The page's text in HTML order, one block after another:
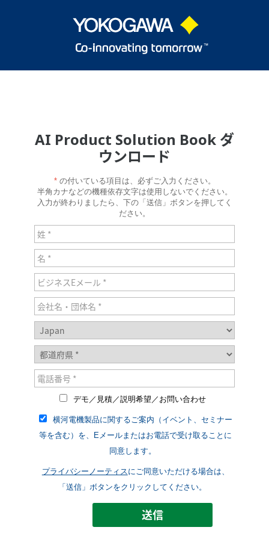
AI Product Solution Book ダ
ウンロード
*の付いている項目は、必ずご入力ください。
半角カナなどの機種依存文字は使用しないでください。
入力が終わりましたら、下の「送信」ボタンを押してく
ださい。
デモ／見積／説明希望／お問い合わせ
横河電機製品に関するご案内（イベント、セミナー
等を含む）を、Eメールまたはお電話で受け取ることに
同意します。
プライバシーノーティス にご同意いただける場合は、
「送信」ボタンをクリックしてください。